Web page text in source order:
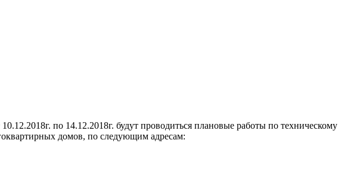
по 14.12.2018г. будут проводиться плановые работы по техническому
домов, по следующим адресам: